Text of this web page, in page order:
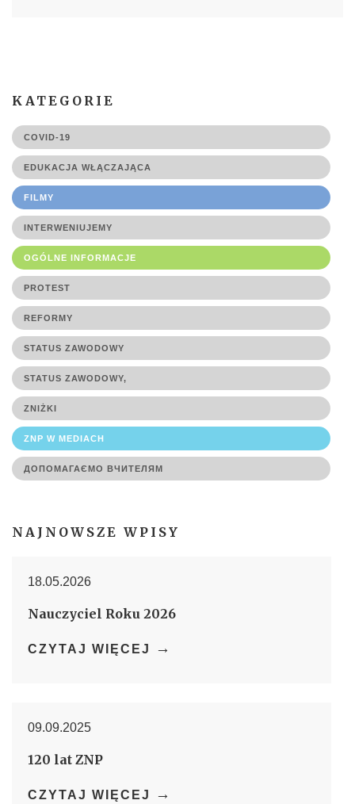
KATEGORIE
COVID-19
EDUKACJA WŁĄCZAJĄCA
FILMY
INTERWENIUJEMY
OGÓLNE INFORMACJE
PROTEST
REFORMY
STATUS ZAWODOWY
STATUS ZAWODOWY,
ZNIŻKI
ZNP W MEDIACH
ДОПОМАГАЄМО ВЧИТЕЛЯМ
NAJNOWSZE WPISY
18.05.2026
Nauczyciel Roku 2026
CZYTAJ WIĘCEJ →
09.09.2025
120 lat ZNP
CZYTAJ WIĘCEJ →